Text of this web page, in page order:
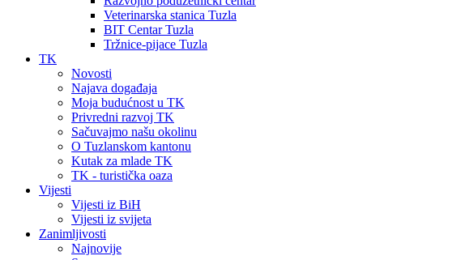
Veterinarska stanica Tuzla
BIT Centar Tuzla
Tržnice-pijace Tuzla
TK
Novosti
Najava događaja
Moja budućnost u TK
Privredni razvoj TK
Sačuvajmo našu okolinu
O Tuzlanskom kantonu
Kutak za mlade TK
TK - turistička oaza
Vijesti
Vijesti iz BiH
Vijesti iz svijeta
Zanimljivosti
Najnovije